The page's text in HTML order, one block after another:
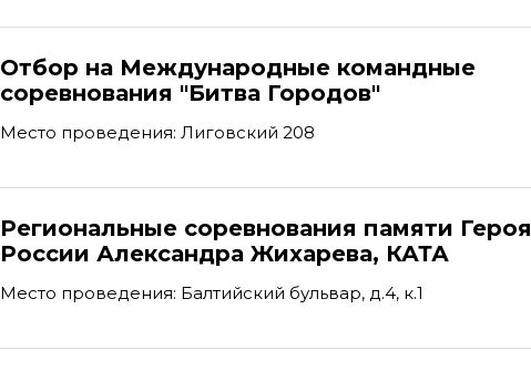
Отбор на Международные командные
соревнования "Битва Городов"
Место проведения: Лиговский 208
Региональные соревнования памяти Героя
России Александра Жихарева, КАТА
Место проведения: Балтийский бульвар, д.4, к.1